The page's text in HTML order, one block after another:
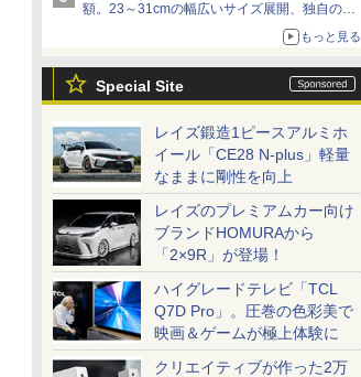
額。23～31cmの幅広いサイズ展開、独自のク
もっと見る
Special Site
レイズ鍛造1ピースアルミホ
イール「CE28 N-plus」軽量
なままに剛性を向上
レイズのプレミアムカー向け
ブランドHOMURAから
「2×9R」が登場！
ハイグレードテレビ「TCL
Q7D Pro」。圧巻の色彩美で
映画＆ゲームが極上体験に
クリエイティブが作った2万